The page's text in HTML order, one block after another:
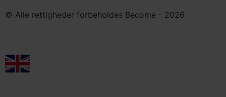
© Alle rettigheder forbeholdes Become - 2026